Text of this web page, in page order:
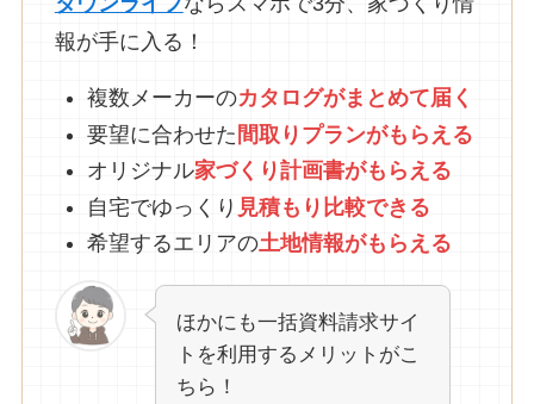
報が手に入る！
複数メーカーのカタログがまとめて届 く
要望に合わせた 間取りプランがもらえる
オリジナル家づくり計画書がもらえる
自宅でゆっくり 見積もり比較できる
希望するエリアの土地情報がもらえる
ほかにも一括資料請求サイ
トを利用するメリットがこ
ちら！